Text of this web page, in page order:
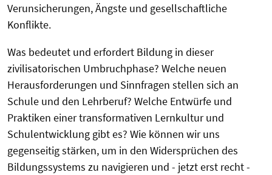
Verunsicherungen, Ängste und gesellschaftliche
Konflikte.
Was bedeutet und erfordert Bildung in dieser
zivilisatorischen Umbruchphase? Welche neuen
Herausforderungen und Sinnfragen stellen sich an
Schule und den Lehrberuf? Welche Entwürfe und
Praktiken einer transformativen Lernkultur und
Schulentwicklung gibt es? Wie können wir uns
gegenseitig stärken, um in den Widersprüchen des
Bildungssystems zu navigieren und - jetzt erst recht -